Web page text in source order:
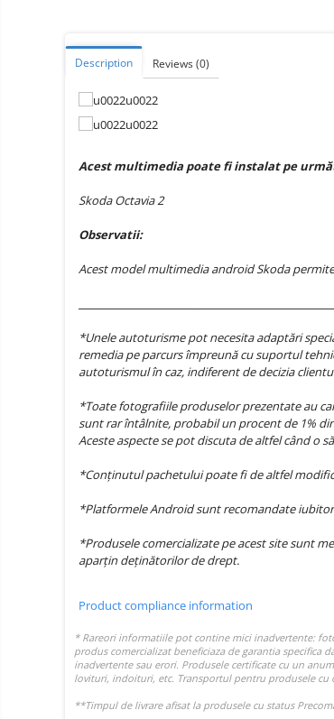
Power bank
Auto accessories
Lifestyle
Portable speakers
Miracast
Accessories
and
accessories
&
accessories
Phone parts
Description Reviews(0)
Acest multimedia poate fi instalat pe
Skoda Octavia 2
Observatii:
Acest model multimedia android Skoda
*Unele autoturisme pot necesita adaptări
remedia pe parcurs împreună cu suportul
autoturismul în caz, indiferent de decizia
*Toate fotografiile produselor prezentate au
sunt rar întâlnite, probabil un procent de 1%
Aceste aspecte se pot discuta de altfel când o
*Conținutul pachetului poate fi de altfel
*Platformele Android sunt recomandate
*Produsele comercializate pe acest site sunt
aparțin deținătorilor de drept.
Product compliance information